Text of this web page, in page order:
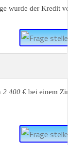
wurde der Kredit
2 400 € bei einem